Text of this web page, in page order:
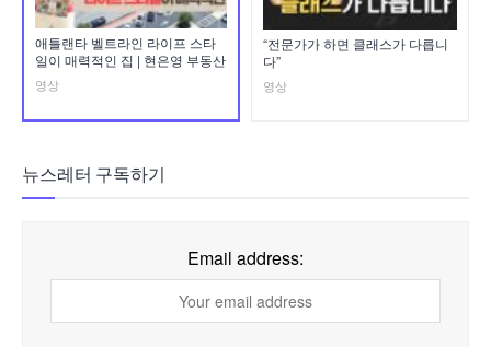
애틀랜타 벨트라인 라이프 스타
일이 매력적인 집 | 현은영 부동산
영상
“전문가가 하면 클래스가 다릅니
다”
영상
뉴스레터 구독하기
Email address: